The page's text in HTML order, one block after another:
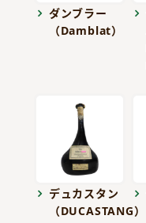
ダンブラー
（Damblat）
デュカスタン
（DUCASTANG）